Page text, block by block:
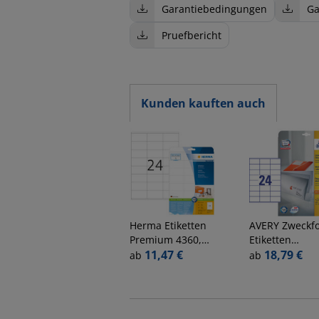
Garantiebedingungen
Pruefbericht
Kunden kauften auch
Herma Etiketten
Premium 4360,
weiß, 70x36mm,
ab 11,47 €
AVERY
Etiketten
ultragrip 3490,
ab 18,79 €